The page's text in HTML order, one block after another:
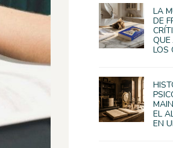
LA
DE
QUE
LOS
EL
EN